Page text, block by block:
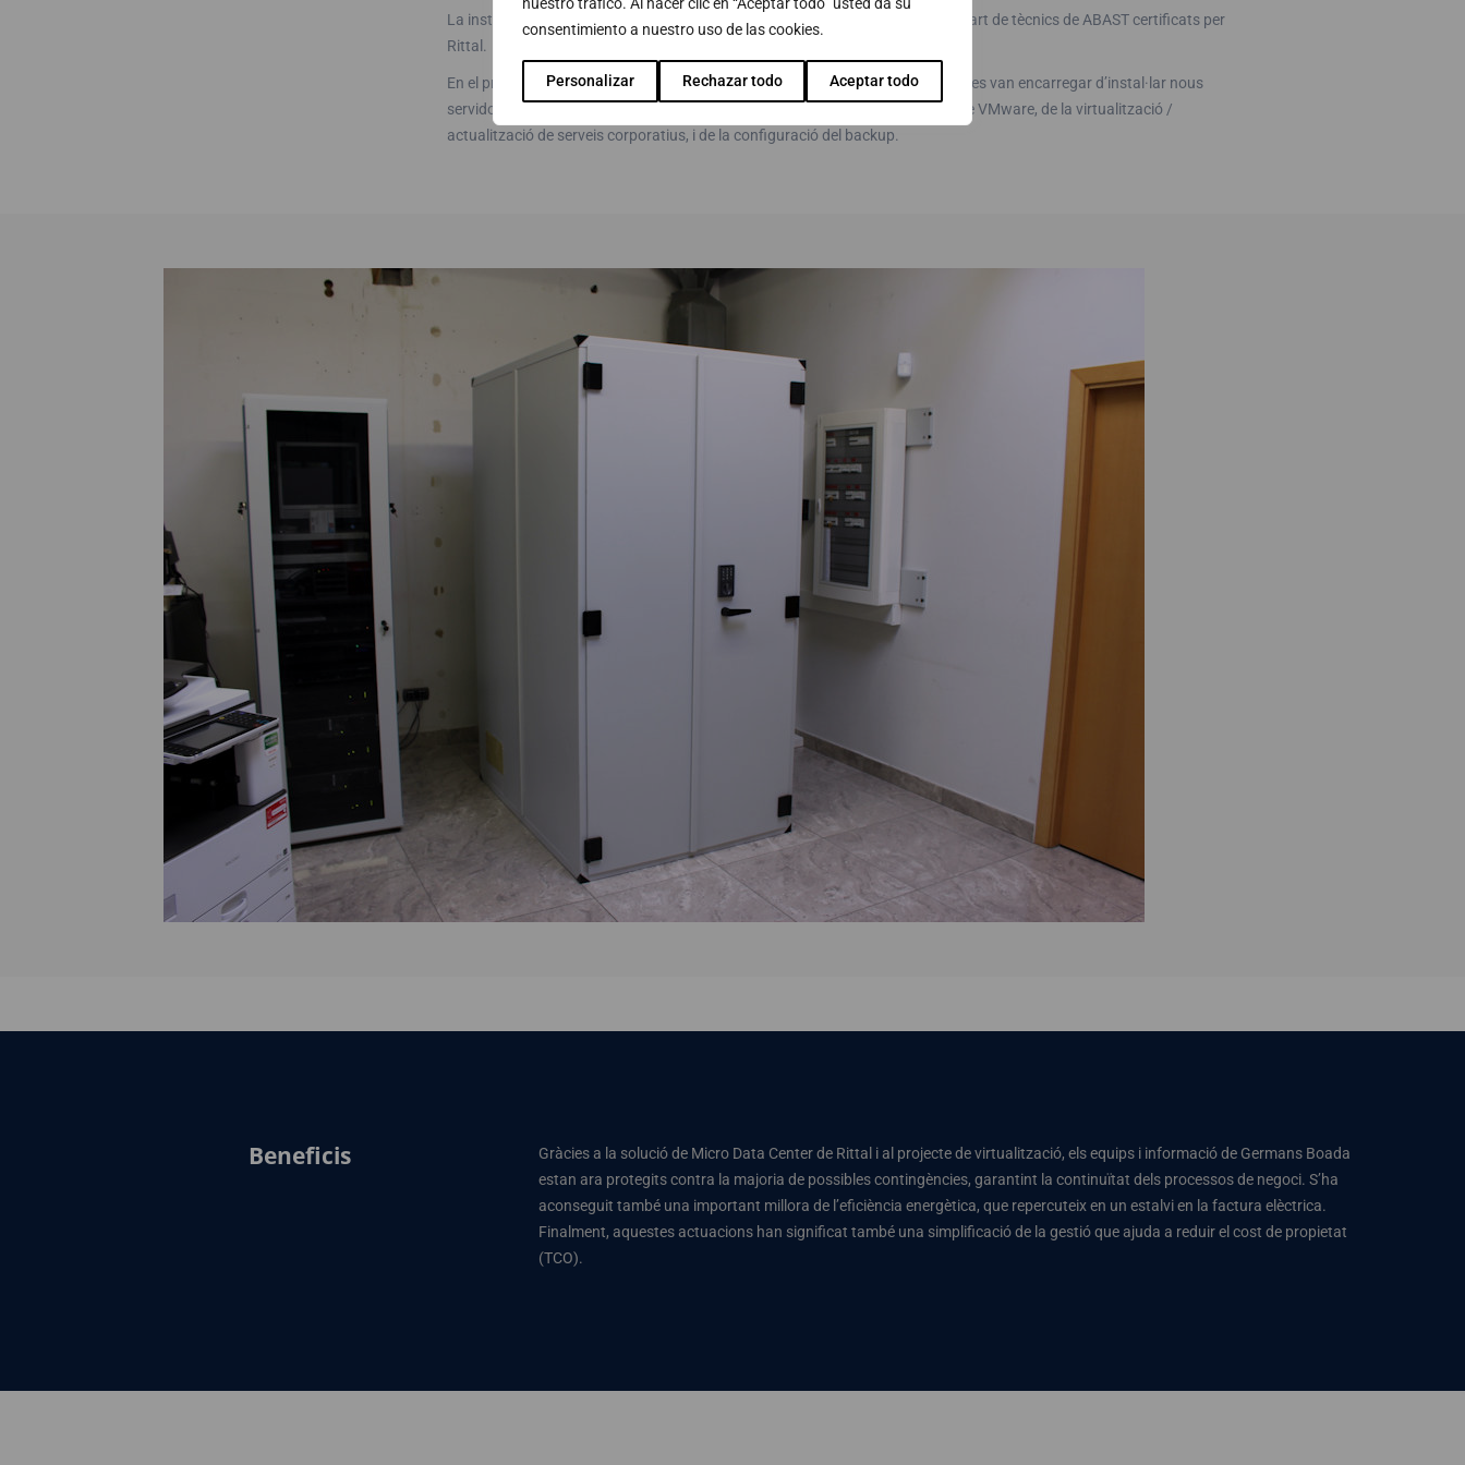
consentimiento a nuestro uso de las cookies.
Personalizar Rechazar todo Aceptar todo
La instal·lació d’aquesta solució es va realitzar en menys d’una setmana per part de tècnics de ABAST certificats per
Rittal.
En el projecte paral·lel d’actualització de l’entorn, tècnics de sistemes d’ABAST es van encarregar d’instal·lar nous
servidors HP i una nova cabina d’emmagatzematge EMC, del desplegament de VMware, de la virtualització /
actualització de serveis corporatius, i de la configuració del backup.
Beneficis
Gràcies a la solució de Micro Data Center de Rittal i al projecte de virtualització, els equips i informació de Germans Boada
estan ara protegits contra la majoria de possibles contingències, garantint la continuïtat dels processos de negoci. S’ha
aconseguit també una important millora de l’eficiència energètica, que repercuteix en un estalvi en la factura elèctrica.
Finalment, aquestes actuacions han significat també una simplificació de la gestió que ajuda a reduir el cost de propietat
(TCO).